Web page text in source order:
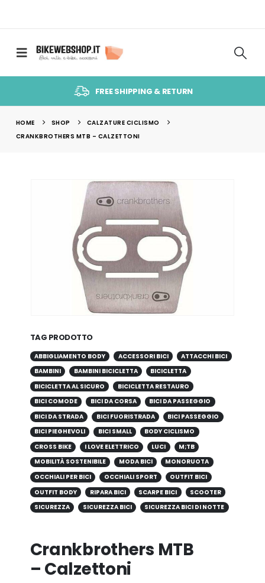
FREE SHIPPING & RETURN
HOME SHOP
CALZATURE CICLISMO
CRANKBROTHERS MTB – CALZETTONI
TAG PRODOTTO
ABBIGLIAMENTO BODY ACCESSORI BICI
ATTACCHI BICI
BAMBINI
BAMBINI BICICLETTA
BICICLETTA
BICICLETTA AL SICURO
BICICLETTA RESTAURO
BICI COMODE
BICI DA CORSA
BICI DA PASSEGGIO
BICI DA STRADA
BICI FUORISTRADA
BICI PASSEGGIO
BICI PIEGHEVOLI
BICI SMALL
BODY CICLISMO
CROSS BIKE
I LOVE ELETTRICO LUCI
M;TB
MOBILITÀ SOSTENIBILE
MODA BICI
MONORUOTA
OCCHIALI PER BICI
OCCHIALI SPORT
OUTFIT BICI
OUTFIT BODY
RIPARA BICI SCARPE BICI
SCOOTER
SICUREZZA
SICUREZZA BICI SICUREZZA BICI DI NOTTE
Crankbrothers MTB
– Calzettoni